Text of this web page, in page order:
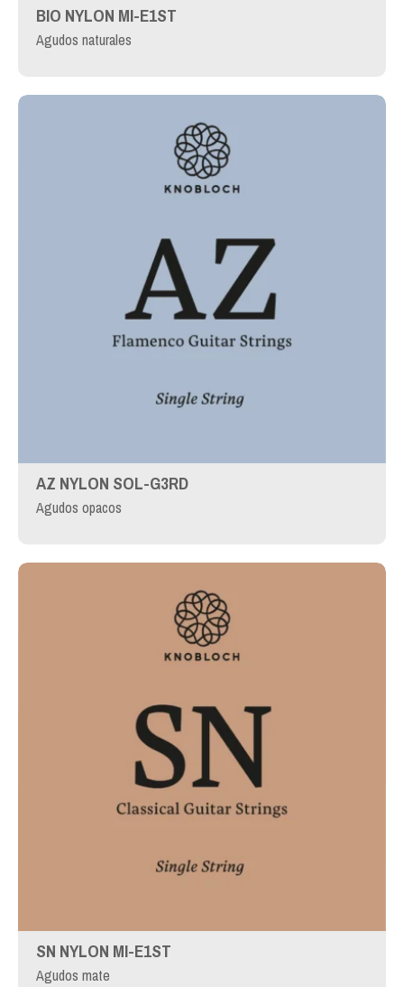
BIO NYLON MI-E1ST
Agudos naturales
AZ NYLON SOL-G3RD
Agudos opacos
SN NYLON MI-E1ST
Agudos mate